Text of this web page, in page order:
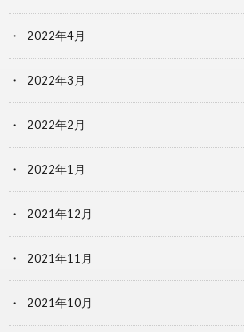
2022年4月
2022年3月
2022年2月
2022年1月
2021年12月
2021年11月
2021年10月